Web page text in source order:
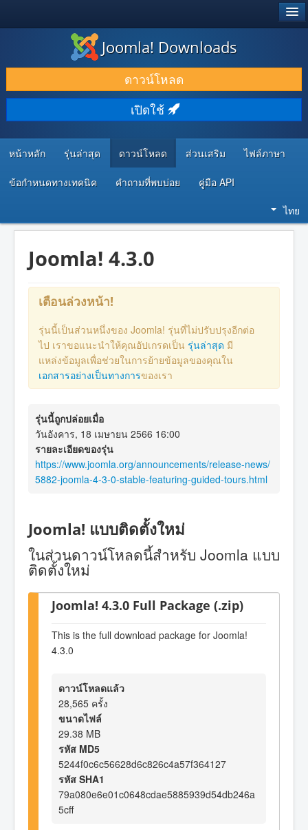
ดาวน์โหลด & ส่วนเสริม
ค้นคว้า & เรียนรู้
ชุมชน & สนับสนุน
ทรัพยากรสำหรับนักพัฒนา
Joomla! Downloads
ดาวน์โหลด
เปิดใช้
หน้าหลัก รุ่นล่าสุด ดาวน์โหลด ส่วนเสริม ไฟล์ภาษา
ข้อกำหนดทางเทคนิค คำถามที่พบบ่อย คู่มือ API
ไทย
Joomla! 4.3.0
เตือนล่วงหน้า!
รุ่นนี้เป็นส่วนหนึ่งของ Joomla! รุ่นที่ไม่ปรับปรุงอีกต่อ
ไป เราขอแนะนำให้คุณอัปเกรดเป็น รุ่นล่าสุด มี
แหล่งข้อมูลเพื่อช่วยในการย้ายข้อมูลของคุณใน
เอกสารอย่างเป็นทางการของเรา
รุ่นนี้ถูกปล่อยเมื่อ
วันอังคาร, 18 เมษายน 2566 16:00
รายละเอียดของรุ่น
https://www.joomla.org/announcements/release-news/
5882-joomla-4-3-0-stable-featuring-guided-tours.html
Joomla! แบบติดตั้งใหม่
ในส่วนดาวน์โหลดนี้สำหรับ Joomla แบบ
ติดตั้งใหม่
Joomla! 4.3.0 Full Package (.zip)
This is the full download package for Joomla!
4.3.0
ดาวน์โหลดแล้ว
28,565 ครั้ง
ขนาดไฟล์
29.38 MB
รหัส MD5
5244f0c6c56628d6c826c4a57f364127
รหัส SHA1
79a080e6e01c0648cdae5885939d54db246a
5cff